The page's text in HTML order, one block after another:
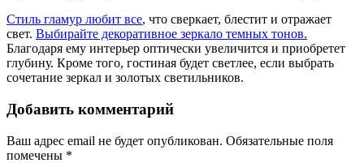
Стиль гламур любит все, что сверкает, блестит и отражает
свет. Выбирайте декоративное зеркало темных тонов.
Благодаря ему интерьер оптически увеличится и приобретет
глубину. Кроме того, гостиная будет светлее, если выбрать
сочетание зеркал и золотых светильников.
Добавить комментарий
Ваш адрес email не будет опубликован. Обязательные поля
помечены *